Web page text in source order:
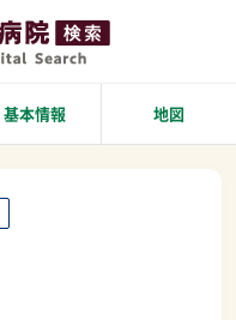
基本情報 地図